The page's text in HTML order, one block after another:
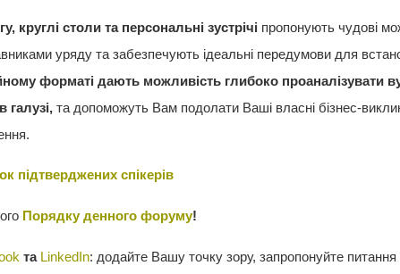
круглі столи та персональні зустрічі пропонують чудові
уряду та забезпечують ідеальні передумови для
форматі дають можливість глибоко проаналізувати
галузі,та допоможуть Вам подолати Ваші власні бізнес-
підтверджених спікерів
Порядку денного форуму!
та LinkedIn: додайте Вашу точку зору, запропонуйте